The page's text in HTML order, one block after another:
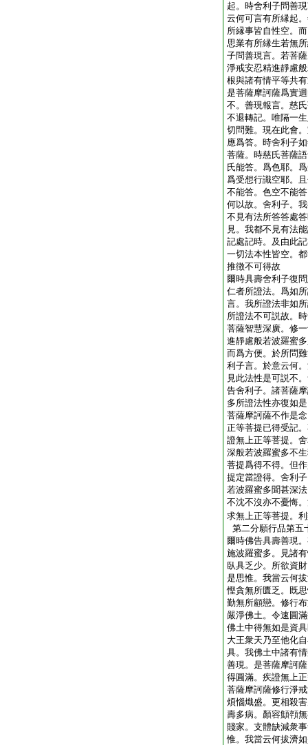
起。時舍利子問善
云何可言有所縁起
所縁事皆自性空。
思業有所縁生若無
子問善現言。若菩
淨戒安忍精進靜慮
根與諸有情平等共
是菩薩摩訶薩爲實
不。善現報言。慈
不退轉記。唯隔一
切問難。現在此會
應爲答。時舍利子
菩薩。時慈氏菩薩
氏能答。爲色耶。
爲受想行識空耶。
不能答。色空不能
何以故。舍利子。
不見有法所答答處
見。我都不見有法
記處記時。及由此
一切法本性皆空。
推徴不可得故
爾時具壽舍利子復
仁者所證法。爲如
言。我所證法非如
所證法不可説故。
菩薩智慧深廣。修
進靜慮般若波羅蜜
而爲方便。於所問
利子言。於意云何
見此法性是可説不
告舍利子。諸菩薩
多所證法性亦復如
菩薩摩訶薩不作是
正等菩提已得受記
證無上正等菩提。
深般若波羅蜜多不
菩提爲得不得。但
提定當證得。舍利
若波羅蜜多聞甚深
不沈不沒亦不憂悔
求無上正等菩提。
第二分願行品第五
爾時佛告具壽善現
施波羅蜜多。見諸
臥具乏少。所欲資
是思惟。我當云何
慳貪無所匱乏。既
勤無所顧戀。修行
嚴淨佛土。令速圓
佛土中得無如是資
大王衆天乃至他化
具。我佛土中諸有
善現。是菩薩摩訶
得圓滿。疾證無上
菩薩摩訶薩修行淨
煩惱熾盛。更相殺
壽多病。顏容顦顇
賤家。支體缺減衆
惟。我當云何拔濟